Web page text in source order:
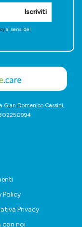
Iscriviti
ai sensi del
Gian Domenico Cassini,
Policy
Privacy
con noi